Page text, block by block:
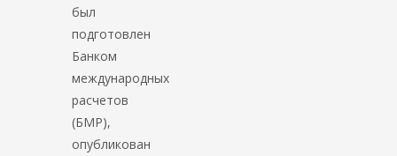
был
подготовлен
Банком
международных
расчетов
(БМР),
опубликован